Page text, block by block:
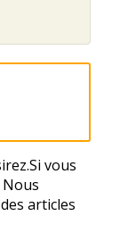
vous
articles